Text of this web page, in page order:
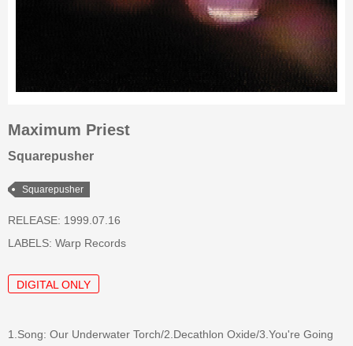
Maximum Priest
Squarepusher
Squarepusher
RELEASE: 1999.07.16
LABELS: Warp Records
DIGITAL ONLY
1.Song: Our Underwater Torch/2.Decathlon Oxide/3.You're Going